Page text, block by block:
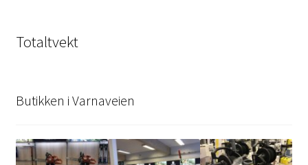
Totaltvekt
Butikken i Varnaveien